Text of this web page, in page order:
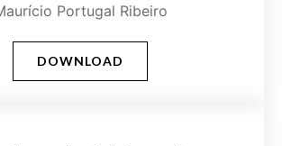
Portugal Ribeiro
DOWNLOAD